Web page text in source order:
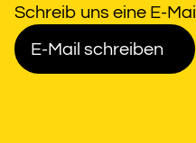
Schreib uns eine E-Mail
E-Mail schreiben